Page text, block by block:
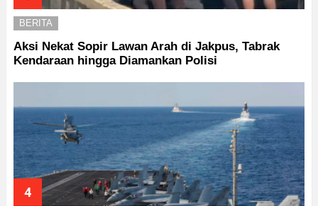
BERITA
Aksi Nekat Sopir Lawan Arah di Jakpus, Tabrak
Kendaraan hingga Diamankan Polisi